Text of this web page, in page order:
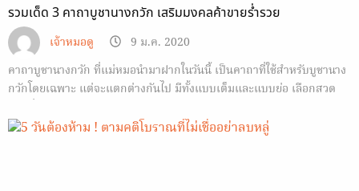
รวมเด็ด 3 คาถาบูชานางกวัก เสริมมงคลค้าขายร่ำรวย
เจ้าหมอดู
9 ม.ค. 2020
คาถาบูชานางกวัก ที่แม่หมอนำมาฝากในวันนี้ เป็นคาถาที่ใช้สำหรับบูชานาง
กวักโดยเฉพาะ แต่จะแตกต่างกันไป มีทั้งแบบเต็มและแบบย่อ เลือกสวด